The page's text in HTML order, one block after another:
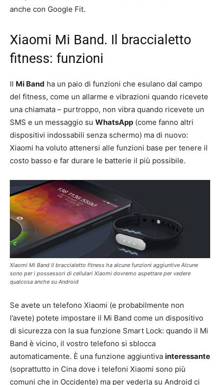
anche con Google Fit.
Xiaomi Mi Band. Il braccialetto
fitness: funzioni
Il Mi Band ha un paio di funzioni che esulano dal campo
del fitness, come un allarme e vibrazioni quando ricevete
una chiamata – purtroppo, non vibra quando ricevete un
SMS e un messaggio su WhatsApp (come fanno altri
dispositivi indossabili senza schermo) ma di nuovo:
Xiaomi ha voluto attenersi alle funzioni base per tenere il
costo basso e far durare le batterie il più possibile.
Xiaomi Mi Band Il braccialetto fitness ha alcune funzioni aggiuntive Alcune
sono per i possessori di cellulari Xiaomi dovremo aspettare per vedere
qualcosa anche su Android
Se avete un telefono Xiaomi (e probabilmente non
l’avete) potete impostare il Mi Band come un dispositivo
di sicurezza con la sua funzione Smart Lock: quando il Mi
Band è vicino, il vostro telefono si sblocca
automaticamente. È una funzione aggiuntiva interessante
(soprattutto in Cina dove i telefoni Xiaomi sono più
comuni che in Occidente) ma per vederla su Android ci